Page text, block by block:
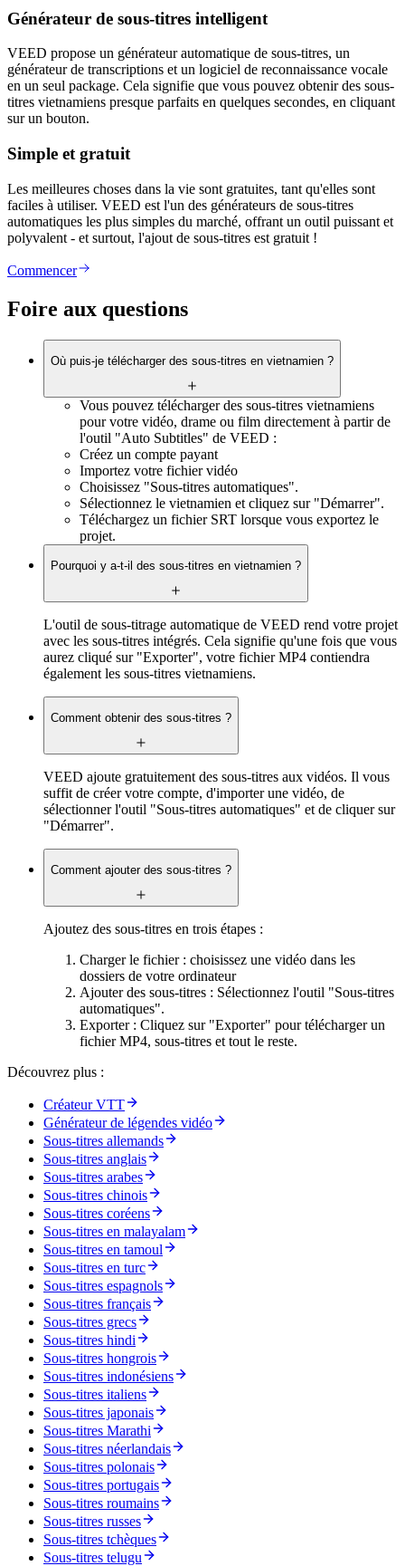
Générateur de sous-titres intelligent
VEED propose un générateur automatique de sous-titres, un
générateur de transcriptions et un logiciel de reconnaissance vocale
en un seul package. Cela signifie que vous pouvez obtenir des sous-
titres vietnamiens presque parfaits en quelques secondes, en cliquant
sur un bouton.
Simple et gratuit
Les meilleures choses dans la vie sont gratuites, tant qu'elles sont
faciles à utiliser. VEED est l'un des générateurs de sous-titres
automatiques les plus simples du marché, offrant un outil puissant et
polyvalent - et surtout, l'ajout de sous-titres est gratuit !
Commencer
Foire aux questions
Où puis-je télécharger des sous-titres en vietnamien ?
Vous pouvez télécharger des sous-titres vietnamiens
pour votre vidéo, drame ou film directement à partir de
l'outil "Auto Subtitles" de VEED :
Créez un compte payant
Importez votre fichier vidéo
Choisissez "Sous-titres automatiques".
Sélectionnez le vietnamien et cliquez sur "Démarrer".
Téléchargez un fichier SRT lorsque vous exportez le
projet.
Pourquoi y a-t-il des sous-titres en vietnamien ?
L'outil de sous-titrage automatique de VEED rend votre projet
avec les sous-titres intégrés. Cela signifie qu'une fois que vous
aurez cliqué sur "Exporter", votre fichier MP4 contiendra
également les sous-titres vietnamiens.
Comment obtenir des sous-titres ?
VEED ajoute gratuitement des sous-titres aux vidéos. Il vous
suffit de créer votre compte, d'importer une vidéo, de
sélectionner l'outil "Sous-titres automatiques" et de cliquer sur
"Démarrer".
Comment ajouter des sous-titres ?
Ajoutez des sous-titres en trois étapes :
Charger le fichier : choisissez une vidéo dans les
dossiers de votre ordinateur
Ajouter des sous-titres : Sélectionnez l'outil "Sous-titres
automatiques".
Exporter : Cliquez sur "Exporter" pour télécharger un
fichier MP4, sous-titres et tout le reste.
Découvrez plus :
Créateur VTT
Générateur de légendes vidéo
Sous-titres allemands
Sous-titres anglais
Sous-titres arabes
Sous-titres chinois
Sous-titres coréens
Sous-titres en malayalam
Sous-titres en tamoul
Sous-titres en turc
Sous-titres espagnols
Sous-titres français
Sous-titres grecs
Sous-titres hindi
Sous-titres hongrois
Sous-titres indonésiens
Sous-titres italiens
Sous-titres japonais
Sous-titres Marathi
Sous-titres néerlandais
Sous-titres polonais
Sous-titres portugais
Sous-titres roumains
Sous-titres russes
Sous-titres tchèques
Sous-titres telugu